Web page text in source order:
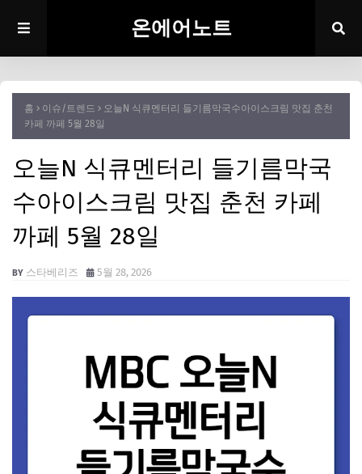
온에어노트
홈 이슈/트렌드
오늘N 식큐멘터리 들기름막국수아이스크림 맛집 춘천
카페 까페 5월 28일
오늘N 식큐멘터리 들기름막국
수아이스크림 맛집 춘천 카페
까페 5월 28일
스타베리즈 5월 28, 2026